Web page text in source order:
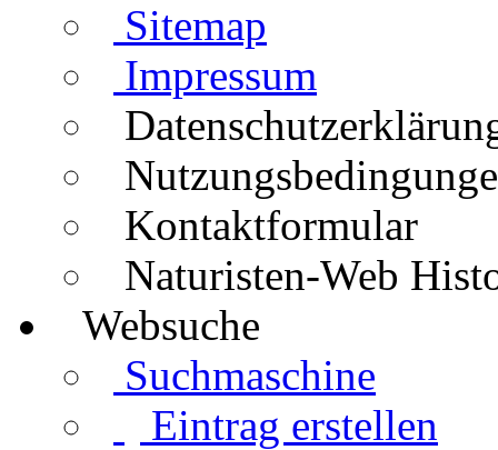
Sitemap
Impressum
Kontaktformular
Naturisten-Web
Websuche
Suchmaschine
Eintrag erstellen